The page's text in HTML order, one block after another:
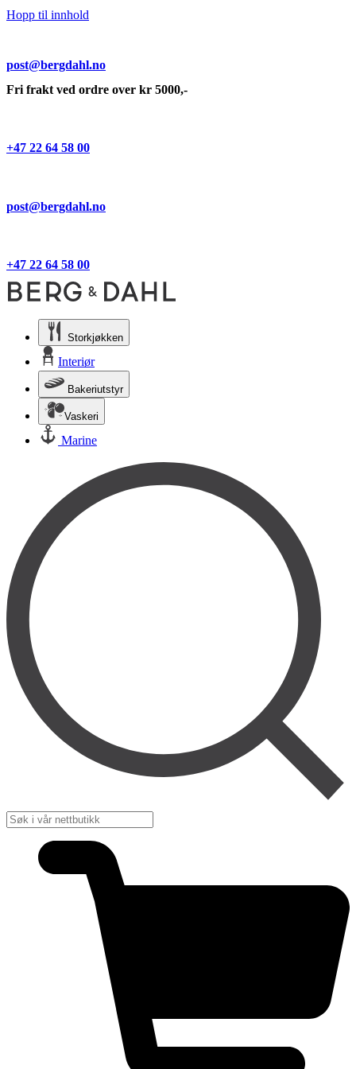
Hopp til innhold
post@bergdahl.no
Fri frakt ved ordre over kr 5000,-
+47 22 64 58 00
post@bergdahl.no
+47 22 64 58 00
Storkjøkken
Interiør
Bakeriutstyr
Vaskeri
Marine